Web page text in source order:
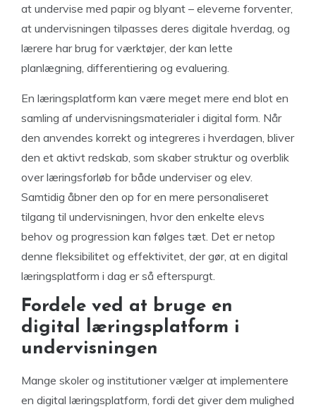
at undervise med papir og blyant – eleverne forventer,
at undervisningen tilpasses deres digitale hverdag, og
lærere har brug for værktøjer, der kan lette
planlægning, differentiering og evaluering.
En læringsplatform kan være meget mere end blot en
samling af undervisningsmaterialer i digital form. Når
den anvendes korrekt og integreres i hverdagen, bliver
den et aktivt redskab, som skaber struktur og overblik
over læringsforløb for både underviser og elev.
Samtidig åbner den op for en mere personaliseret
tilgang til undervisningen, hvor den enkelte elevs
behov og progression kan følges tæt. Det er netop
denne fleksibilitet og effektivitet, der gør, at en digital
læringsplatform i dag er så efterspurgt.
Fordele ved at bruge en
digital læringsplatform i
undervisningen
Mange skoler og institutioner vælger at implementere
en digital læringsplatform, fordi det giver dem mulighed